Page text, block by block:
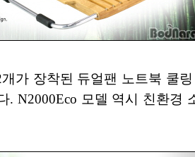
가 장착된 듀얼팬 노트북 쿨
N2000Eco 모델 역시 친환경